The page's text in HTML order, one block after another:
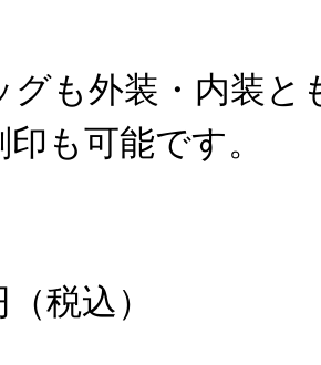
グも外装・内装と
も可能です。
税込）